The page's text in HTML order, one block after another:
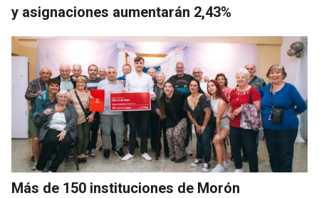
y asignaciones aumentarán 2,43%
Más de 150 instituciones de Morón